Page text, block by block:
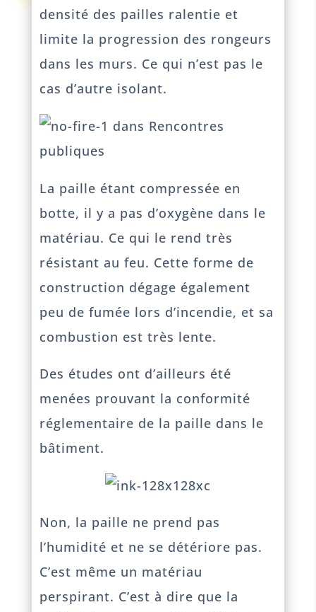
densité des pailles ralentie et
limite la progression des rongeurs
dans les murs. Ce qui n’est pas le
cas d’autre isolant.
La paille étant compressée en
botte, il y a pas d’oxygène dans le
matériau. Ce qui le rend très
résistant au feu. Cette forme de
construction dégage également
peu de fumée lors d’incendie, et sa
combustion est très lente.
Des études ont d’ailleurs été
menées prouvant la conformité
réglementaire de la paille dans le
bâtiment.
Non, la paille ne prend pas
l’humidité et ne se détériore pas.
C’est même un matériau
perspirant. C’est à dire que la